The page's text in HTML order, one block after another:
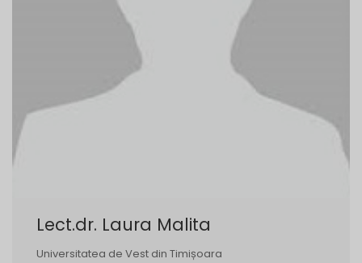
Lect.dr. Laura Malita
Universitatea de Vest din Timișoara